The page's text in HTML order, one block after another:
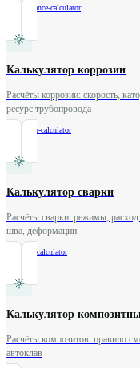
maintenance-calculator
Калькулятор коррозии
Расчёты коррозии: скорость,
ресурс трубопровода
corrosion-calculator
Калькулятор сварки
Расчёты сварки: режимы, расход
шва, деформации
welding-calculator
Калькулятор
Расчёты композитов: правило
автоклав